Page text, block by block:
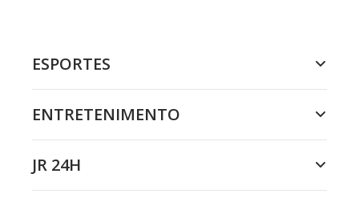
ESPORTES
ENTRETENIMENTO
JR 24H